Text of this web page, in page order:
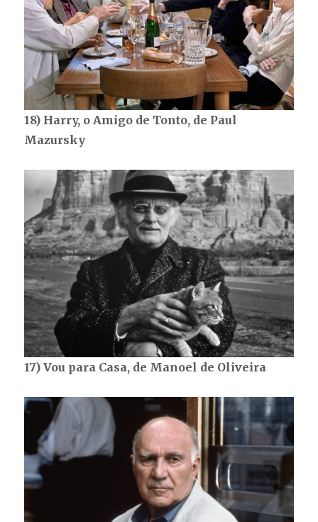
18) Harry, o Amigo de Tonto, de Paul
Mazursky
17) Vou para Casa, de Manoel de Oliveira